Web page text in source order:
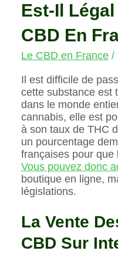
Est-Il Légal
CBD En
Le CBD en France/
Il est difficile de
cette substance est
dans le monde
cannabis, elle est
à son taux de THC
un pourcentage
françaises pour que
Vous pouvez donc
boutique en ligne,
législations.
La Vente
CBD Sur